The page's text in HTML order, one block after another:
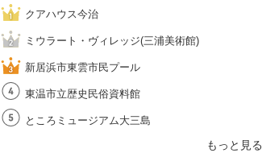
クアハウス今治
ミウラート・ヴィレッジ(三浦美術館)
新居浜市東雲市民プール
東温市立歴史民俗資料館
ところミュージアム大三島
もっと見る